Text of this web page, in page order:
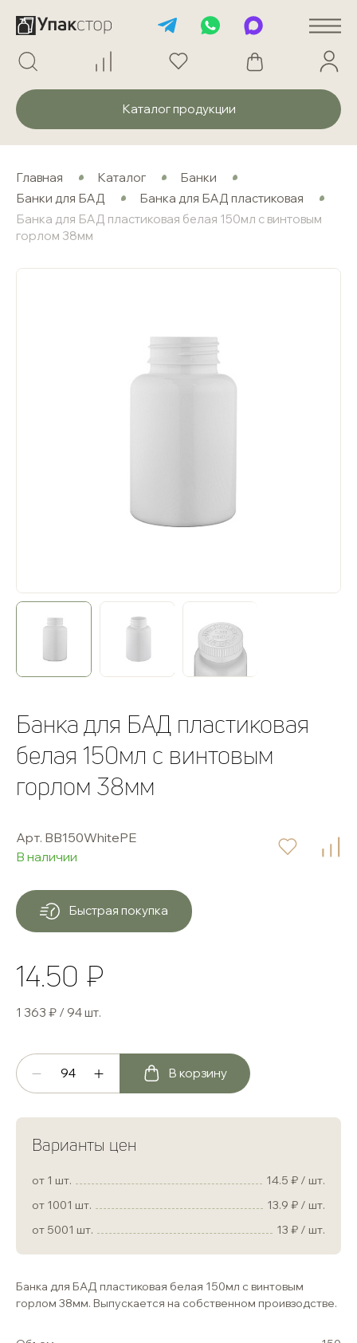
Каталог продукции
Главная Каталог
Банки
Банки для БАД
Банка для БАД пластиковая
Банка для БАД пластиковая белая 150мл с винтовым
горлом 38мм
Банка для БАД пластиковая
белая 150мл с винтовым
горлом 38мм
Арт. BB150WhitePE
В наличии
Быстрая покупка
14.50 ₽
1 363 ₽ / 94 шт.
В корзину
Варианты цен
от 1 шт. 14.5
/ шт.
от 1001 шт.
13.9
/ шт.
от 5001 шт.
13 / шт.
Банка для БАД пластиковая белая 150мл с винтовым
горлом 38мм. Выпускается на собственном проивзодстве.